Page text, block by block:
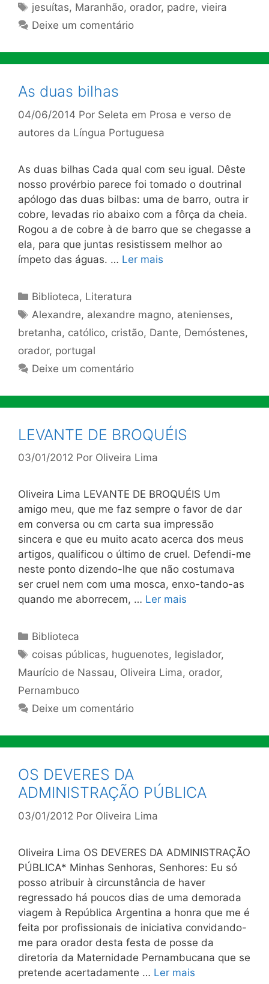
Tags
jesuítas, Maranhão, orador, padre, vieira
Deixe um comentário
As duas bilhas
04/06/2014 Por Seleta em Prosa e verso de
autores da Língua Portuguesa
As duas bilhas Cada qual com seu igual. Dêste
nosso provérbio parece foi tomado o doutrinal
apólogo das duas bilbas: uma de barro, outra ir
cobre, levadas rio abaixo com a fôrça da cheia.
Rogou a de cobre à de barro que se chegasse a
ela, para que juntas resistissem melhor ao
ímpeto das águas. … Ler mais
Categorias
Biblioteca, Literatura
Tags
Alexandre, alexandre magno, atenienses,
bretanha, católico, cristão, Dante, Demóstenes,
orador, portugal
Deixe um comentário
LEVANTE DE BROQUÉIS
03/01/2012 Por Oliveira Lima
Oliveira Lima LEVANTE DE BROQUÉIS Um
amigo meu, que me faz sempre o favor de dar
em conversa ou cm carta sua impressão
sincera e que eu muito acato acerca dos meus
artigos, qualificou o último de cruel. Defendi-me
neste ponto dizendo-lhe que não costumava
ser cruel nem com uma mosca, enxo-tando-as
quando me aborrecem, … Ler mais
Categorias
Biblioteca
Tags
coisas públicas, huguenotes, legislador,
Maurício de Nassau, Oliveira Lima, orador,
Pernambuco
Deixe um comentário
OS DEVERES DA
ADMINISTRAÇÃO PÚBLICA
03/01/2012 Por Oliveira Lima
Oliveira Lima OS DEVERES DA ADMINISTRAÇÃO
PÚBLICA* Minhas Senhoras, Senhores: Eu só
posso atribuir à circunstância de haver
regressado há poucos dias de uma demorada
viagem à República Argentina a honra que me é
feita por profissionais de iniciativa convidando-
me para orador desta festa de posse da
diretoria da Maternidade Pernambucana que se
pretende acertadamente … Ler mais